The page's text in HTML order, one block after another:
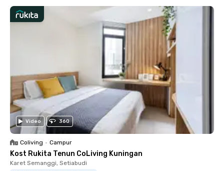
Video 360
Coliving • Campur
Kost Rukita Tenun CoLiving Kuningan
Karet Semanggi, Setiabudi